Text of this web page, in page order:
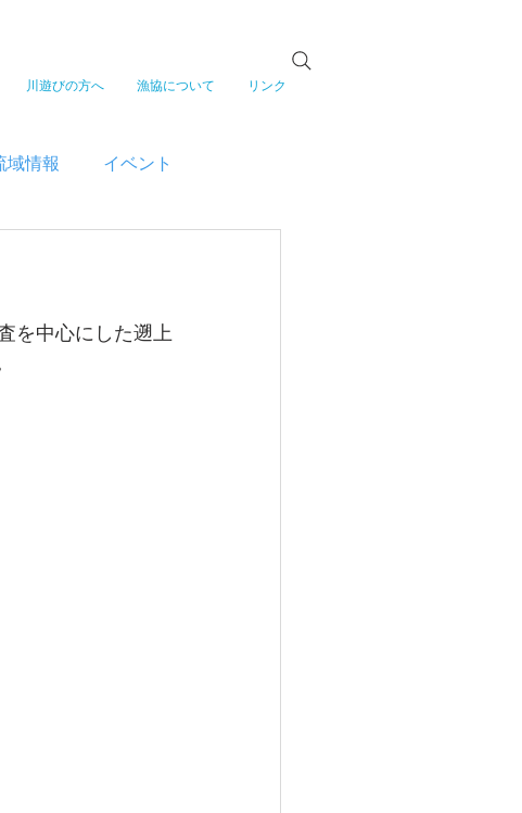
川遊びの方へ 漁協について リンク
域情報 イベント
を中心にした遡上